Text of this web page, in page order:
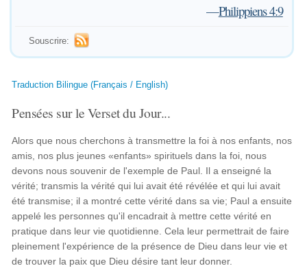
—Philippiens 4:9
Souscrire:
Traduction Bilingue (Français / English)
Pensées sur le Verset du Jour...
Alors que nous cherchons à transmettre la foi à nos enfants, nos
amis, nos plus jeunes «enfants» spirituels dans la foi, nous
devons nous souvenir de l'exemple de Paul. Il a enseigné la
vérité; transmis la vérité qui lui avait été révélée et qui lui avait
été transmise; il a montré cette vérité dans sa vie; Paul a ensuite
appelé les personnes qu'il encadrait à mettre cette vérité en
pratique dans leur vie quotidienne. Cela leur permettrait de faire
pleinement l'expérience de la présence de Dieu dans leur vie et
de trouver la paix que Dieu désire tant leur donner.